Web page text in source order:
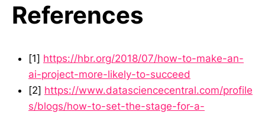
References
[1] https://hbr.org/2018/07/how-to-make-an-
ai-project-more-likely-to-succeed
[2] https://www.datasciencecentral.com/profile
s/blogs/how-to-set-the-stage-for-a-